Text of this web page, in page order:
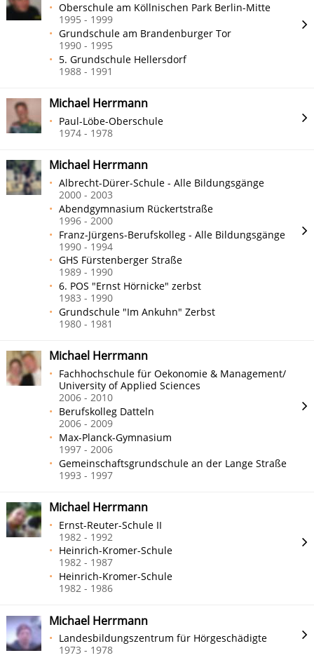
Oberschule am Köllnischen Park Berlin-Mitte
1995 - 1999
Grundschule am Brandenburger Tor
1990 - 1995
5. Grundschule Hellersdorf
1988 - 1991
Michael Herrmann
Paul-Löbe-Oberschule
1974 - 1978
Michael Herrmann
Albrecht-Dürer-Schule - Alle Bildungsgänge
2000 - 2003
Abendgymnasium Rückertstraße
1996 - 2000
Franz-Jürgens-Berufskolleg - Alle Bildungsgänge
1990 - 1994
GHS Fürstenberger Straße
1989 - 1990
6. POS "Ernst Hörnicke" zerbst
1983 - 1990
Grundschule "Im Ankuhn" Zerbst
1980 - 1981
Michael Herrmann
Fachhochschule für Oekonomie & Management/
University of Applied Sciences
2006 - 2010
Berufskolleg Datteln
2006 - 2009
Max-Planck-Gymnasium
1997 - 2006
Gemeinschaftsgrundschule an der Lange Straße
1993 - 1997
Michael Herrmann
Ernst-Reuter-Schule II
1982 - 1992
Heinrich-Kromer-Schule
1982 - 1987
Heinrich-Kromer-Schule
1982 - 1986
Michael Herrmann
Landesbildungszentrum für Hörgeschädigte
1973 - 1978